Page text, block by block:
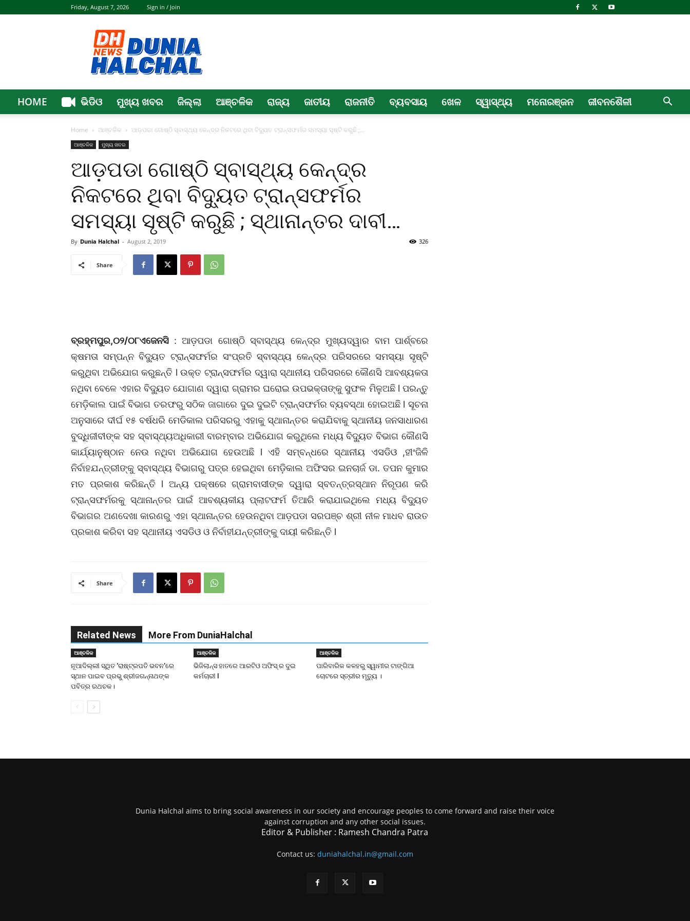
Friday, August 7, 2026 Sign in / Join
Halchal
HOME ଭିଡିଓ ମୁଖ୍ୟ ଖବର ଜିଲ୍ଲା ଆଞ୍ଚଳିକ ରାଜ୍ୟ ଜାତୀୟ ରାଜନୀତି ବ୍ୟବସାୟ ଖେଳ ସ୍ୱାସ୍ଥ୍ୟ ମନୋରଞ୍ଜନ ଜୀବନଶୈଳୀ
Home ଆଞ୍ଚଳିକ ଆଡ଼ପଡା ଗୋଷ୍ଠି ସ୍ବାସ୍ଥ୍ୟ କେନ୍ଦ୍ର ନିକଟରେ ଥିବା ବିଦ୍ୟୁତ ଟ୍ରାନ୍ସଫର୍ମର ସମସ୍ୟା ସୃଷ୍ଟି କରୁଛି ;...
ଆଞ୍ଚଳିକ ମୁଖ୍ୟ ଖବର
ଆଡ଼ପଡା ଗୋଷ୍ଠି ସ୍ବାସ୍ଥ୍ୟ କେନ୍ଦ୍ର
ନିକଟରେ ଥିବା ବିଦ୍ୟୁତ ଟ୍ରାନ୍ସଫର୍ମର
ସମସ୍ୟା ସୃଷ୍ଟି କରୁଛି ; ସ୍ଥାନାନ୍ତର ଦାବୀ…
By Dunia Halchal - August 2, 2019 326
Share
ବ୍ରହ୍ମପୁର,୦୨/୦୮ଏଜେନସି : ଆଡ଼ପଡା ଗୋଷ୍ଠି ସ୍ବାସ୍ଥ୍ୟ କେନ୍ଦ୍ର ମୁଖ୍ୟଦ୍ୱାର ବାମ ପାର୍ଶ୍ବରେ
କ୍ଷମତା ସମ୍ପନ୍ନ ବିଦ୍ୟୁତ ଟ୍ରାନ୍ସଫର୍ମର ସଂପ୍ରତି ସ୍ବାସ୍ଥ୍ୟ କେନ୍ଦ୍ର ପରିସରରେ ସମସ୍ୟା ସୃଷ୍ଟି
କରୁଥିବା ଅଭିଯୋଗ କରୁଛନ୍ତି l ଉକ୍ତ ଟ୍ରାନ୍ସଫର୍ମର ଦ୍ୱାରା ସ୍ଥାନୀୟ ପରିସରରେ କୌଣସି ଆବଶ୍ୟକତା
ନଥିବା ବେଳେ ଏହାର ବିଦ୍ୟୁତ ଯୋଗାଣ ଦ୍ୱାରା ଗ୍ରାମର ଘରୋଇ ଉପଭକ୍ତାଙ୍କୁ ସୁଫଳ ମିଳୁଅଛି l ପରନ୍ତୁ
ମେଡ଼ିକାଲ ପାଇଁ ବିଭାଗ ତରଫରୁ ସଠିକ ଜାଗାରେ ଦୁଇ ଦୁଇଟି ଟ୍ରାନ୍ସଫର୍ମର ବ୍ୟବସ୍ଥା ହୋଇଅଛି l ସୂଚନା
ଅନୁସାରେ ଦୀର୍ଘ ୧୫ ବର୍ଷଧରି ମେଡିକାଲ ପରିସରରୁ ଏହାକୁ ସ୍ଥାନାନ୍ତର କରାଯିବାକୁ ସ୍ଥାନୀୟ ଜନସାଧାରଣ
ବୁଦ୍ଧିଜୀବୀଙ୍କ ସହ ସ୍ବାସ୍ଥ୍ୟଅଧିକାରୀ ବାରମ୍ବାର ଅଭିଯୋଗ କରୁଥିଲେ ମଧ୍ୟ ବିଦ୍ୟୁତ ବିଭାଗ କୌଣସି
କାର୍ଯ୍ୟାନୁଷ୍ଠାନ ନେଉ ନଥିବା ଅଭିଯୋଗ ହେଉଅଛି l ଏହି ସମ୍ବନ୍ଧରେ ସ୍ଥାନୀୟ ଏସଡିଓ ,ହୀଂଜିଳି
ନିର୍ବାହଯନ୍ତ୍ରୀଙ୍କୁ ସ୍ବାସ୍ଥ୍ୟ ବିଭାଗରୁ ପତ୍ର ହେଇଥିବା ମେଡ଼ିକାଲ ଅଫିସର ଇନଚାର୍ଜ ଡା. ତପନ କୁମାର
ମତ ପ୍ରକାଶ କରିଛନ୍ତି l ଅନ୍ୟ ପକ୍ଷରେ ଗ୍ରାମବାସୀଙ୍କ ଦ୍ୱାରା ସ୍ବତନ୍ତ୍ରସ୍ଥାନ ନିରୂପଣ କରି
ଟ୍ରାନ୍ସଫର୍ମରକୁ ସ୍ଥାନାନ୍ତର ପାଇଁ ଆବଶ୍ୟକୀୟ ପ୍ଲାଟଫର୍ମ ତିଆରି କରାଯାଇଥିଲେ ମଧ୍ୟ ବିଦ୍ୟୁତ
ବିଭାଗର ଅଣଦେଖା କାରଣରୁ ଏହା ସ୍ଥାନାନ୍ତର ହେଉନଥିବା ଆଡ଼ପଡା ସରପଞ୍ଚ ଶ୍ରୀ ନୀଳ ମାଧବ ରାଉତ
ପ୍ରକାଶ କରିବା ସହ ସ୍ଥାନୀୟ ଏସଡିଓ ଓ ନିର୍ବାହୀଯନ୍ତ୍ରୀଙ୍କୁ ଦାୟୀ କରିଛନ୍ତି l
Share
Related News More From DuniaHalchal
ଆଞ୍ଚଳିକ
ନୂଆଦିଲ୍ଲୀ ସ୍ଥିତ ‘ରାଷ୍ଟ୍ରପତି ଭବନ’ରେ
ସ୍ଥାନ ପାଇବ ପ୍ରଭୁ ଶ୍ରୀଜଗନ୍ନାଥଙ୍କ
ପବିତ୍ର ରଥଚକ।
ଆଞ୍ଚଳିକ
ଭିଜିଲାନ୍ସ ହାତରେ ଆରଟିଓ ଅଫିସ୍ ର ଦୁଇ
କର୍ମଚାରୀ l
ଆଞ୍ଚଳିକ
ପାରିବାରିକ କଳହରୁ ସ୍ୱାମୀର ଟାଙ୍ଗିଆ
ଚୋଟରେ ସ୍ତ୍ରୀର ମୃତ୍ୟୁ ।
Dunia Halchal aims to bring social awareness in our society and encourage peoples to come forward and raise their voice
against corruption and any other social issues.
Editor & Publisher : Ramesh Chandra Patra
Contact us: duniahalchal.in@gmail.com